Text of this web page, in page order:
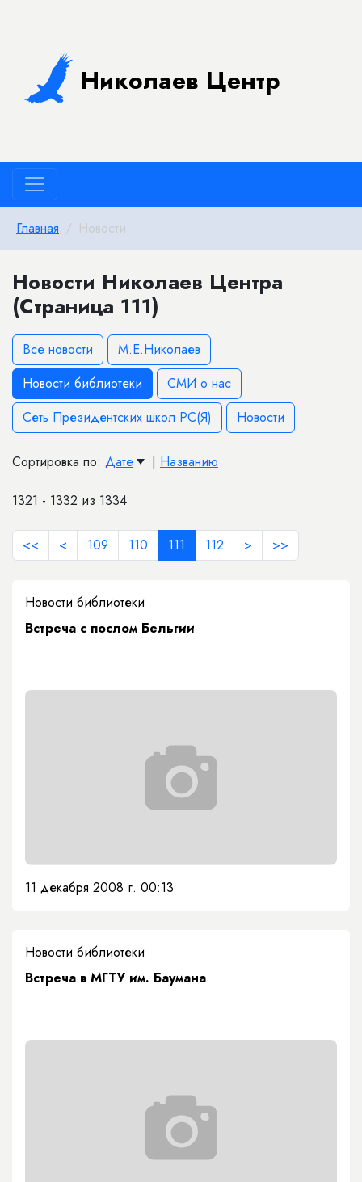
Николаев Центр
Главная Новости
Новости Николаев Центра
(Страница 111)
Все новости
М.Е.Николаев
Новости библиотеки
СМИ о нас
Сеть Президентских школ РС(Я)
Новости
Сортировка по: Дате | Названию
1321 - 1332 из 1334
<< < 109 110 111 112 > >>
Новости библиотеки
Встреча с послом Бельгии
11 декабря 2008 г. 00:13
Новости библиотеки
Встреча в МГТУ им. Баумана